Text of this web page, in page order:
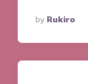
Posted
By
By Rukiro